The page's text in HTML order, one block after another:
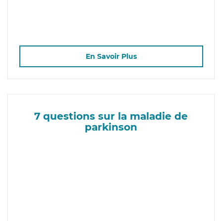
En Savoir Plus
7 questions sur la maladie de
parkinson